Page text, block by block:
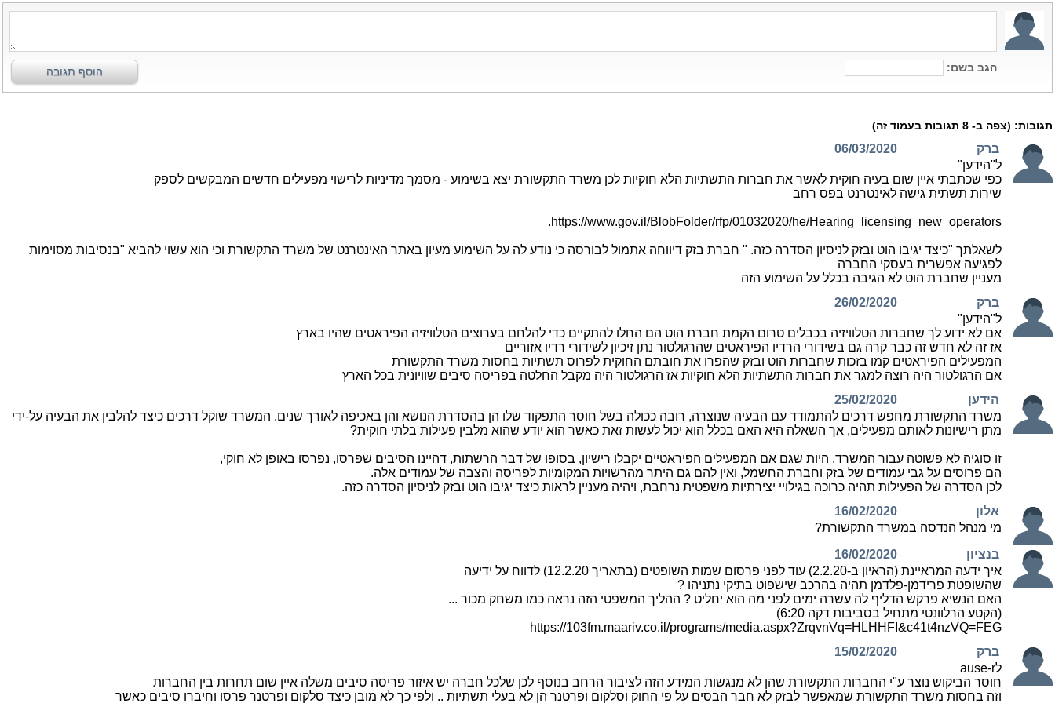
הגב בשם: הוסף תגובה
תגובות: (צפה ב- 8 תגובות בעמוד זה)
ברק
06/03/2020
ל"הידען"
כפי שכתבתי איין שום בעיה חוקית לאשר את חברות התשתיות הלא חוקיות לכן משרד התקשורת יצא בשימוע - מסמך מדיניות לרישוי מפעילים חדשים המבקשים לספק
שירות תשתית גישה לאינטרנט בפס רחב
https://www.gov.il/BlobFolder/rfp/01032020/he/Hearing_licensing_new_operators.
לשאלתך "כיצד יגיבו הוט ובזק לניסיון הסדרה כזה. " חברת בזק דיווחה אתמול לבורסה כי נודע לה על השימוע מעיון באתר האינטרנט של משרד התקשורת וכי הוא עשוי להביא "בנסיבות מסוימות
לפגיעה אפשרית בעסקי החברה
מעניין שחברת הוט לא הגיבה בכלל על השימוע הזה
ברק
26/02/2020
ל"הידען"
אם לא ידוע לך שחברות הטלוויזיה בכבלים טרום הקמת חברת הוט הם החלו להתקיים כדי להלחם בערוצים הטלוויזיה הפיראטים שהיו בארץ
אז זה לא חדש זה כבר קרה גם בשידורי הרדיו הפיראטים שהרגולטור נתן זיכיון לשידורי רדיו אזוריים
המפעילים הפיראטים קמו בזכות שחברות הוט ובזק שהפרו את חובתם החוקית לפרוס תשתיות בחסות משרד התקשורת
אם הרגולטור היה רוצה למגר את חברות התשתיות הלא חוקיות אז הרגולטור היה מקבל החלטה בפריסה סיבים שוויונית בכל הארץ
הידען
25/02/2020
משרד התקשורת מחפש דרכים להתמודד עם הבעיה שנוצרה, רובה ככולה בשל חוסר התפקוד שלו הן בהסדרת הנושא והן באכיפה לאורך שנים. המשרד שוקל דרכים כיצד להלבין את הבעיה על-ידי
מתן רישיונות לאותם מפעילים, אך השאלה היא האם בכלל הוא יכול לעשות זאת כאשר הוא יודע שהוא מלבין פעילות בלתי חוקית?
זו סוגיה לא פשוטה עבור המשרד, היות שגם אם המפעילים הפיראטיים יקבלו רישיון, בסופו של דבר הרשתות, דהיינו הסיבים שפרסו, נפרסו באופן לא חוקי,
הם פרוסים על גבי עמודים של בזק וחברת החשמל, ואין להם גם היתר מהרשויות המקומיות לפריסה והצבה של עמודים אלה.
לכן הסדרה של הפעילות תהיה כרוכה בגילויי יצירתיות משפטית נרחבת, ויהיה מעניין לראות כיצד יגיבו הוט ובזק לניסיון הסדרה כזה.
אלון
16/02/2020
מי מנהל הנדסה במשרד התקשורת?
בנציון
16/02/2020
איך ידעה המראיינת (הראיון ב-2.2.20) עוד לפני פרסום שמות השופטים (בתאריך 12.2.20) לדווח על ידיעה
שהשופטת פרידמן-פלדמן תהיה בהרכב שישפוט בתיקי נתניהו ?
האם הנשיא פרקש הדליף לה עשרה ימים לפני מה הוא יחליט ? ההליך המשפטי הזה נראה כמו משחק מכור ...
(הקטע הרלוונטי מתחיל בסביבות דקה 6:20)
https://103fm.maariv.co.il/programs/media.aspx?ZrqvnVq=HLHHFI&c41t4nzVQ=FEG
ברק
15/02/2020
לause-r
חוסר הביקוש נוצר ע"י החברות התקשורת שהן לא מנגשות המידע הזה לציבור הרחב בנוסף לכן שלכל חברה יש איזור פריסה סיבים משלה איין שום תחרות בין החברות
וזה בחסות משרד התקשורת שמאפשר לבזק לא חבר הבסים על פי החוק וסלקום ופרטנר הן לא בעלי תשתיות .. ולפי כך לא מובן כיצד סלקום ופרטנר פרסו וחיברו סיבים כאשר